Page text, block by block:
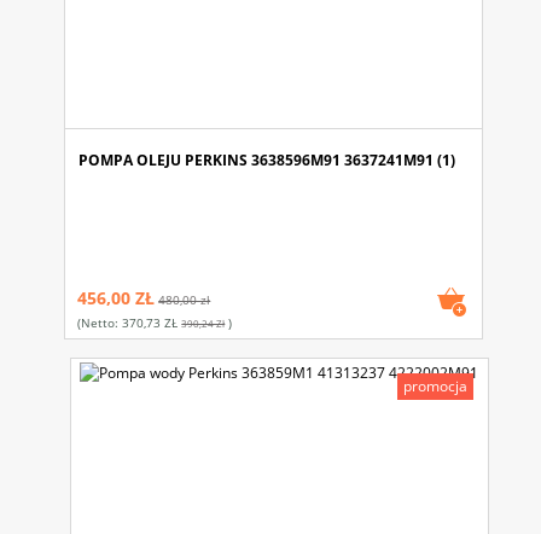
POMPA OLEJU PERKINS 3638596M91 3637241M91 (1)
456,00 ZŁ 480,00 zł
(netto:370,73 ZŁ 390,24 Zł)
promocja